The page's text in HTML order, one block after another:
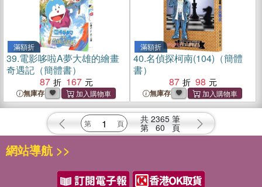
滿額折
39.電影哆啦A夢大雄的繪畫
奇遇記（簡體書）
87
167
無庫存
滿額折
40.名偵探柯南(104)（簡體
書）
87
98
無庫存
共 2365 筆
第 60 頁
網站導航 >>